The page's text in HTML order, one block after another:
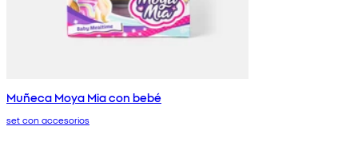
Muñeca Moya Mia con bebé
set con accesorios